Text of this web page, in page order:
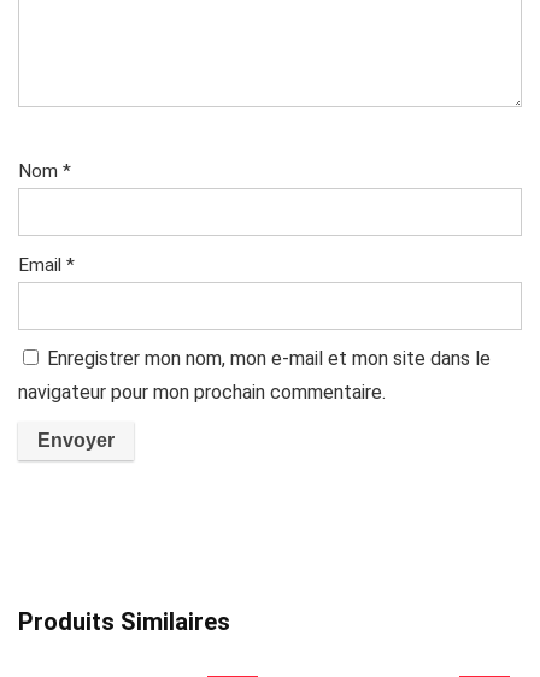
Nom *
Email *
Enregistrer mon nom, mon e-mail et mon site dans le
navigateur pour mon prochain commentaire.
Produits Similaires